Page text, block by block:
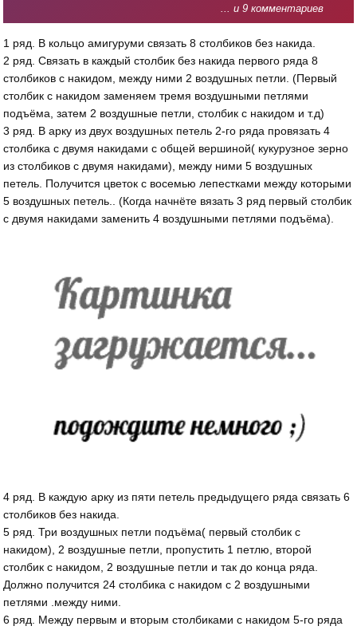
... и 9 комментариев
1 ряд. В кольцо амигуруми связать 8 столбиков без накида.
2 ряд. Связать в каждый столбик без накида первого ряда 8
столбиков с накидом, между ними 2 воздушных петли. (Первый
столбик с накидом заменяем тремя воздушными петлями
подъёма, затем 2 воздушные петли, столбик с накидом и т.д)
3 ряд. В арку из двух воздушных петель 2-го ряда провязать 4
столбика с двумя накидами с общей вершиной( кукурузное зерно
из столбиков с двумя накидами), между ними 5 воздушных
петель. Получится цветок с восемью лепестками между которыми
5 воздушных петель.. (Когда начнёте вязать 3 ряд первый столбик
с двумя накидами заменить 4 воздушными петлями подъёма).
4 ряд. В каждую арку из пяти петель предыдущего ряда связать 6
столбиков без накида.
5 ряд. Три воздушных петли подъёма( первый столбик с
накидом), 2 воздушные петли, пропустить 1 петлю, второй
столбик с накидом, 2 воздушные петли и так до конца ряда.
Должно получится 24 столбика с накидом с 2 воздушными
петлями .между ними.
6 ряд. Между первым и вторым столбиками с накидом 5-го ряда